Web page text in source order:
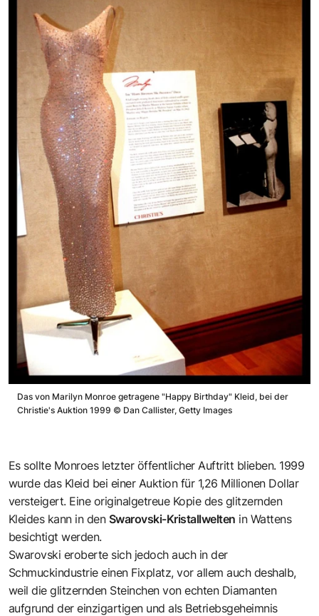
Das von Marilyn Monroe getragene "Happy Birthday" Kleid, bei der
Christie's Auktion 1999 © Dan Callister, Getty Images
Es sollte Monroes letzter öffentlicher Auftritt blieben. 1999
wurde das Kleid bei einer Auktion für 1,26 Millionen Dollar
versteigert. Eine originalgetreue Kopie des glitzernden
Kleides kann in den Swarovski-Kristallwelten in Wattens
besichtigt werden.
Swarovski eroberte sich jedoch auch in der
Schmuckindustrie einen Fixplatz, vor allem auch deshalb,
weil die glitzernden Steinchen von echten Diamanten
aufgrund der einzigartigen und als Betriebsgeheimnis